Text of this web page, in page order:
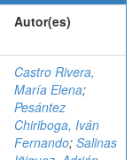
Autor(es)
Castro Rivera,
María Elena;
Pesántez
Chiriboga, Iván
Fernando; Salinas